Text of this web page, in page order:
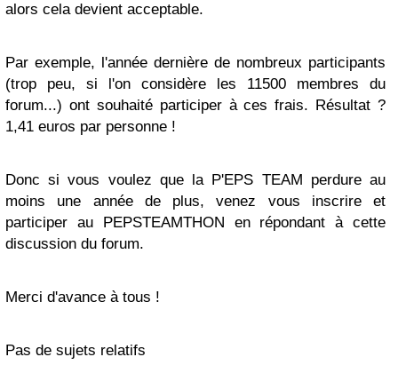
alors cela devient acceptable.
Par exemple, l'année dernière de nombreux participants
(trop peu, si l'on considère les 11500 membres du
forum...) ont souhaité participer à ces frais. Résultat ?
1,41 euros par personne !
Donc si vous voulez que la P'EPS TEAM perdure au
moins une année de plus, venez vous inscrire et
participer au PEPSTEAMTHON en répondant à cette
discussion du forum.
Merci d'avance à tous !
Pas de sujets relatifs